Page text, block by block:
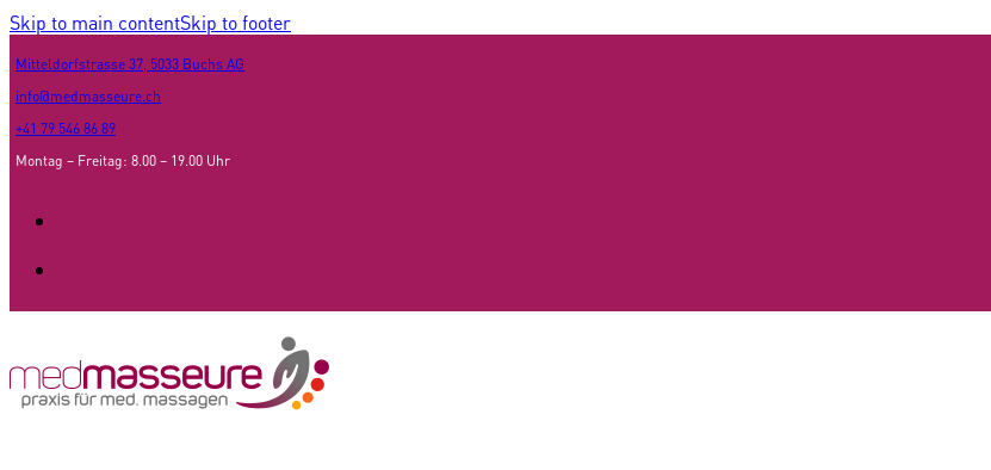
Skip to main contentSkip to footer
Mitteldorfstrasse 37, 5033 Buchs AG
info@medmasseure.ch
+41 79 546 86 89
Montag – Freitag: 8.00 – 19.00 Uhr